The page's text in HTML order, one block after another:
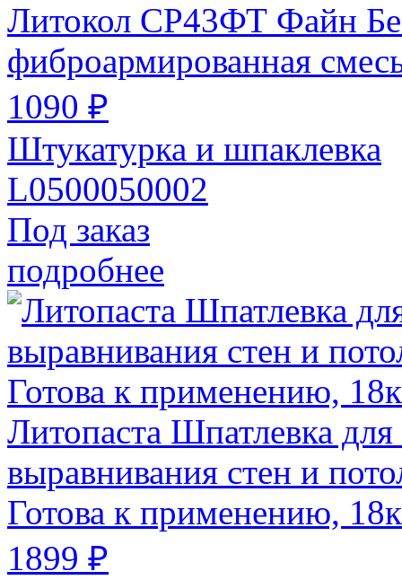
Литокол СР43ФТ Файн
фиброармированная
1090 ₽
Штукатурка и шпаклевка
L0500050002
Под заказ
подробнее
Литопаста Шпатлевка
выравнивания стен и
Готова к применению,
1899 ₽